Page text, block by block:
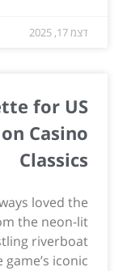
דצמ 17, 2025
for US
Casino
Classics
loved the
the neon-lit
riverboat
iconic...